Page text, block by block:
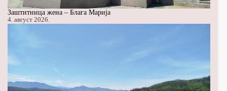
Заштитница жена – Блага Марија
4. август 2026.